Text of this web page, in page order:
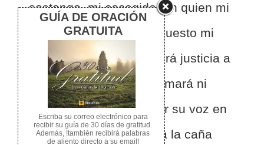
sostengo, mi escogido, en quien mi
alma se complace. He puesto mi
Espíritu sobre El; El traerá justicia a
las naciones.
2 No clamará ni
alzará su voz, ni hará oír su voz en
la calle.
3 No quebrará la caña